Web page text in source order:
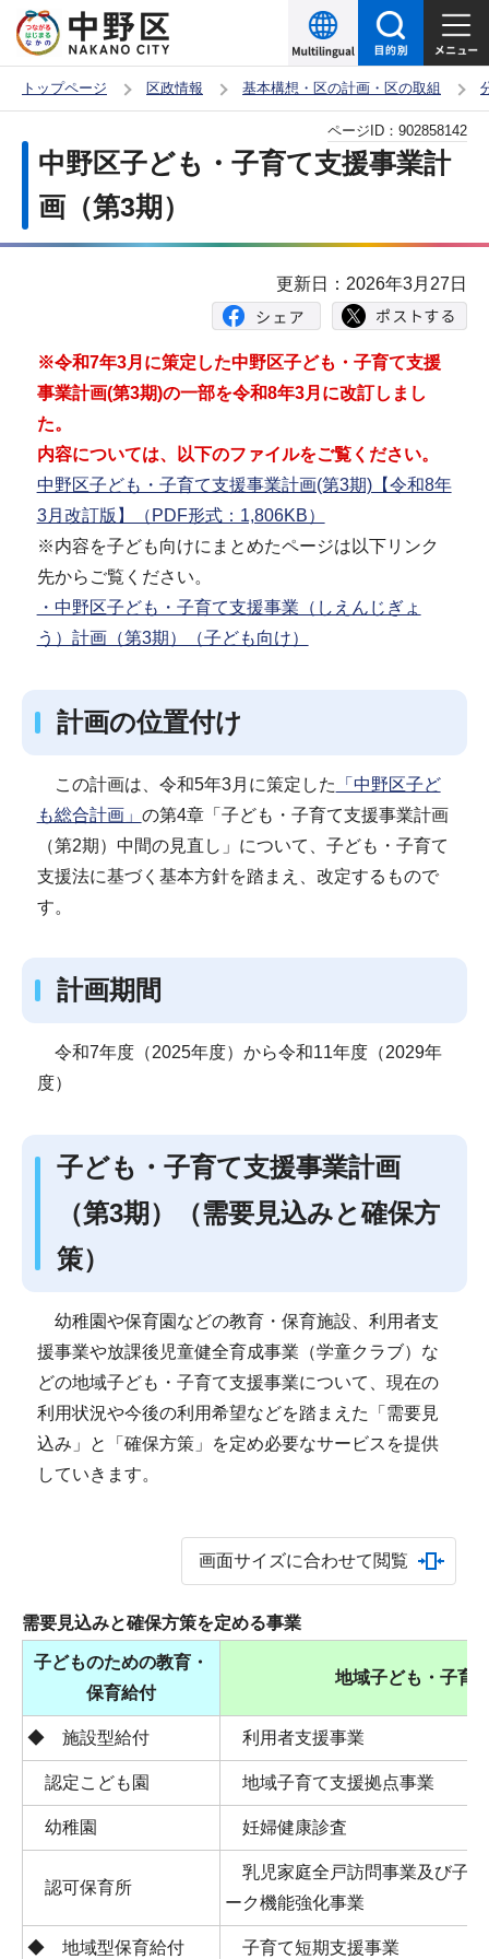
の
ー
トップページ 区政情報 基本構想・区の計画・区の取組
か
中野区子ども・子育て支援事業計
画（第3期）
ページID： 902858142
更新日：2026年3月27日
※令和7年3月に策定した中野区子ども・子育て支援
事業計画(第3期)の一部を令和8年3月に改訂しまし
た。
内容については、以下のファイルをご覧ください。
中野区子ども・子育て支援事業計画(第3期)【令和8年
3月改訂版】（PDF形式：1,806KB）
※内容を子ども向けにまとめたページは以下リンク
先からご覧ください。
・中野区子ども・子育て支援事業（しえんじぎょ
う）計画（第3期）（子ども向け）
計画の位置付け
この計画は、令和5年3月に策定した 「中野区子ど
も総合計画」 の第4章「子ども・子育て支援事業計画
（第2期）中間の見直し」について、子ども・子育て
支援法に基づく基本方針を踏まえ、改定するもので
す。
計画期間
令和7年度（2025年度）から令和11年度（2029年
度）
子ども・子育て支援事業計画
（第3期）（需要見込みと確保方
策）
幼稚園や保育園などの教育・保育施設、利用者支
援事業や放課後児童健全育成事業（学童クラブ）な
どの地域子ども・子育て支援事業について、現在の
利用状況や今後の利用希望などを踏まえた「需要見
込み」と「確保方策」を定め必要なサービスを提供
していきます。
画面サイズに合わせて閲覧
需要見込みと確保方策を定める事業
子どものための教育・
保育給付
地域子ども・子育
◆ 施設型給付 利用者支援事業
認定こども園 地域子育て支援拠点事業
幼稚園 妊婦健康診査
認可保育所
乳児家庭全戸訪問事業及び子
ーク機能強化事業
◆ 地域型保育給付 子育て短期支援事業